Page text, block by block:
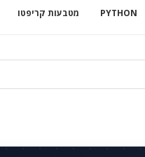
PYTHON מטבעות קריפטו